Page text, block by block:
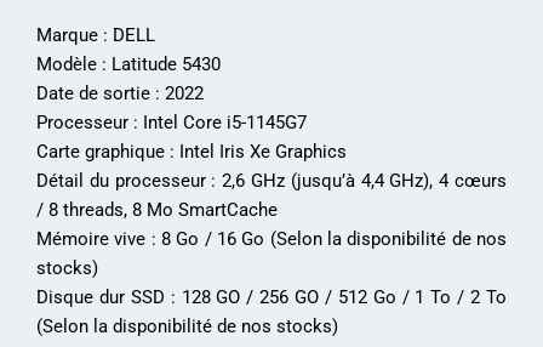
Marque : DELL
Modèle : Latitude 5430
Date de sortie : 2022
Processeur : Intel Core i5-1145G7
Carte graphique : Intel Iris Xe Graphics
Détail du processeur : 2,6 GHz (jusqu’à 4,4 GHz), 4 cœurs
/ 8 threads, 8 Mo SmartCache
Mémoire vive : 8 Go / 16 Go (Selon la disponibilité de nos
stocks)
Disque dur SSD : 128 GO / 256 GO / 512 Go / 1 To / 2 To
(Selon la disponibilité de nos stocks)